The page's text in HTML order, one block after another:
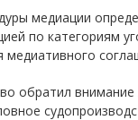
медиации
по категориям
обратил